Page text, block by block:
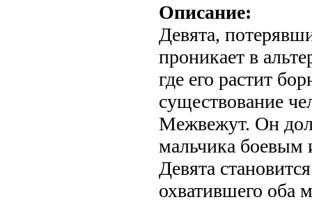
Описание:
Девята,
проникает в
где его растит
существование
Межвежут. Он
мальчика боевым
Девята
охватившего оба